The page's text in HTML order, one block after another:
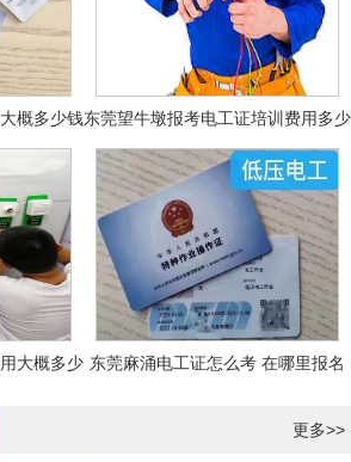
概多少钱东莞望牛墩报考电工证培训费用多少
钱
大概多少 东莞麻涌电工证怎么考 在哪里报名
更多>>